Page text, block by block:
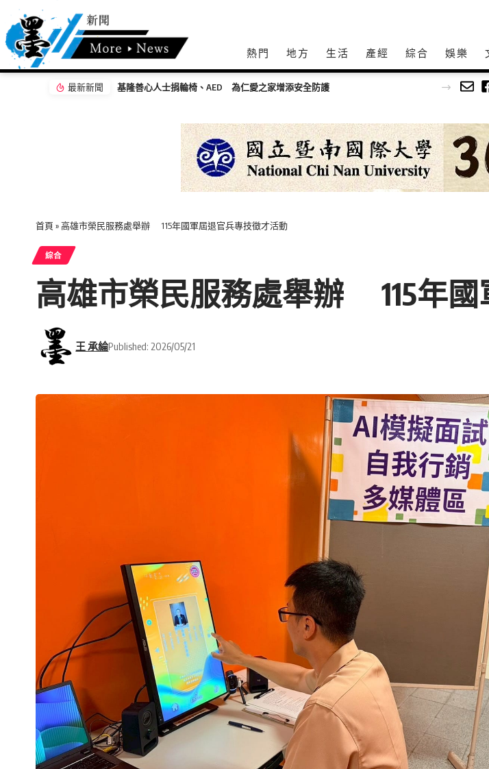
熱門 地方 生活 產經 綜合 娛樂
最新新聞 Owen 蘇震洋《做自己的光》LIVE SHOW 倒數 練團找回昔 Pub 駐唱美好時光
首頁 »高雄市榮民服務處舉辦 115年國軍屆退官兵專技徵才活動
綜合
高雄市榮民服務處舉辦 115年國
王 承綸Published: 2026/05/21